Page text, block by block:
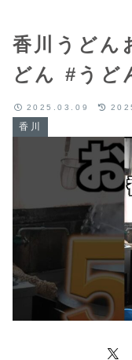
香川うどん
どん #うど
香川
2025.03.09